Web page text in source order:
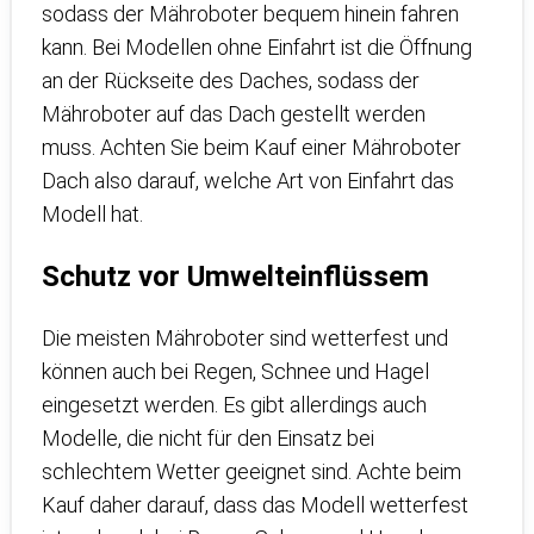
sodass der Mähroboter bequem hinein fahren
kann. Bei Modellen ohne Einfahrt ist die Öffnung
an der Rückseite des Daches, sodass der
Mähroboter auf das Dach gestellt werden
muss. Achten Sie beim Kauf einer Mähroboter
Dach also darauf, welche Art von Einfahrt das
Modell hat.
Schutz vor Umwelteinflüssem
Die meisten Mähroboter sind wetterfest und
können auch bei Regen, Schnee und Hagel
eingesetzt werden. Es gibt allerdings auch
Modelle, die nicht für den Einsatz bei
schlechtem Wetter geeignet sind. Achte beim
Kauf daher darauf, dass das Modell wetterfest